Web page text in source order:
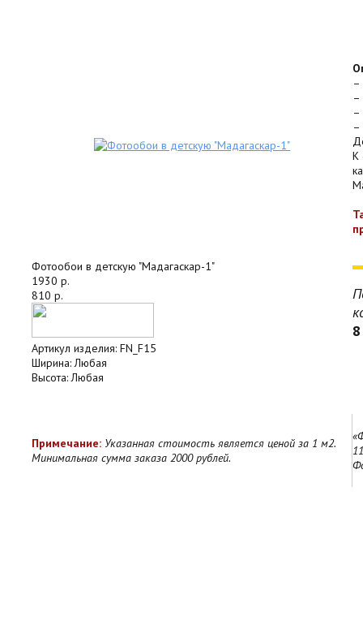
Фотообои в детскую "Мадагаскар-1"
1930 р.
810 р.
Артикул изделия:FN_F15
Ширина:Любая
Высота:Любая
–
–
–
–
К
Примечание: Указанная стоимость является ценой за 1 м2.
Минимальная сумма заказа 2000 рублей.